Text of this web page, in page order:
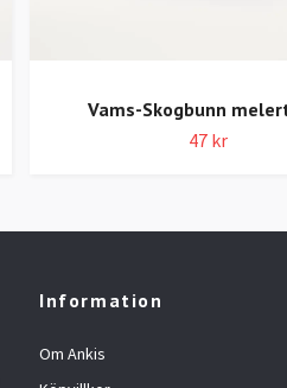
Vams-Skogbunn
47 kr
Information
Om Ankis